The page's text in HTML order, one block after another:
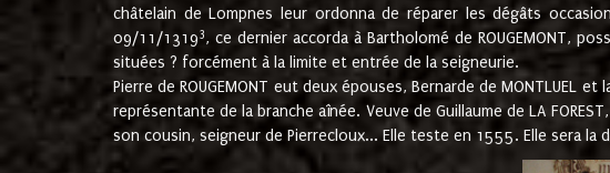
châtelain de Lompnes leur ordonna de réparer les dégâts
09/11/13193, ce dernier accorda à Bartholomé de ROUGEMONT,
situées ? forcément à la limite et entrée de la seigneurie.
Pierre de ROUGEMONT eut deux épouses, Bernarde de MONTLUEL
représentante de la branche aînée. Veuve de Guillaume de LA
son cousin, seigneur de Pierrecloux... Elle teste en 1555. Elle sera la